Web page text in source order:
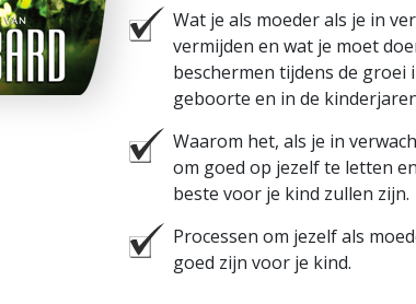
Wat je als moeder als je in
vermijden en wat je moet
beschermen tijdens de groei
geboorte en in de
Waarom het, als je in
om goed op jezelf te letten
beste voor je kind zullen zijn.
Processen om jezelf als
goed zijn voor je kind.